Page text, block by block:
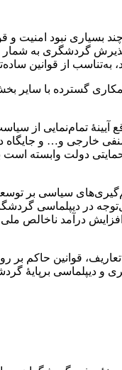
بسياری نبود امنيت و
گردشگری به شمار
به‌تناسب از قوانين
گسترده با سایر
آیينۀ تمام‌نمايی از
خارجی و… و جایگاه
دولت وابسته است
سیاسی بر
در دیپلماسی
درآمد ناخالص
قوانین حاکم بر
برپایۀ